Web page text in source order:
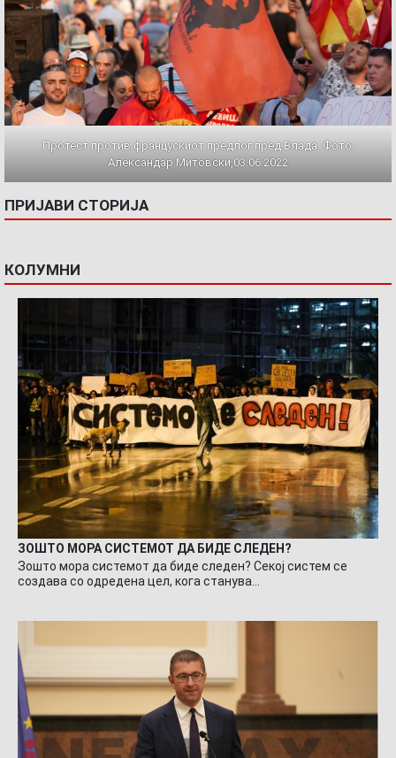
Протест против францускиот предлог пред Влада. Фото:
Александар Митовски,03.06.2022
ПРИЈАВИ СТОРИЈА
КОЛУМНИ
ЗОШТО МОРА СИСТЕМОТ ДА БИДЕ СЛЕДЕН?
Зошто мора системот да биде следен? Секој систем се
создава со одредена цел, кога станува…